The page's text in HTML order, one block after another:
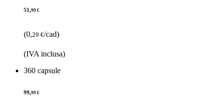
51,99 €
(0,29 €/cad)
(IVA inclusa)
360 capsule
99,99 €